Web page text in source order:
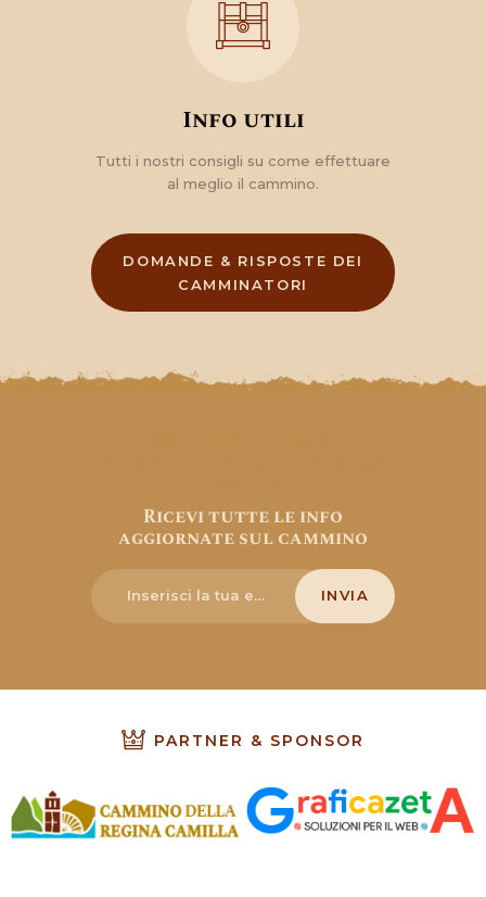
Info utili
Tutti i nostri consigli su come effettuare
al meglio il cammino.
DOMANDE & RISPOSTE DEI
CAMMINATORI
Ricevi tutte le info
aggiornate sul cammino
PARTNER & SPONSOR